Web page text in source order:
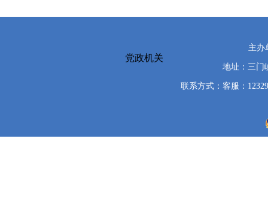
党政机关
主办
地址：三门
联系方式：客服：